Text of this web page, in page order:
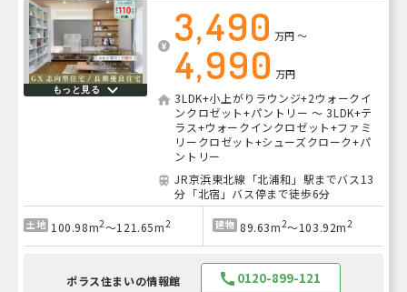
もっと見る
3,490 万円～
4,990 万円
3LDK+小上がりラウンジ+2ウォークイ
ンクロゼット+パントリー ～ 3LDK+テ
ラス+ウォークインクロゼット+ファミ
リークロゼット+シューズクローク+パ
ントリー
JR京浜東北線「北浦和」駅までバス13
分「北宿」バス停まで徒歩6分
土地 100.98m2～121.65m2 建物 89.63m2～103.92m2
ポラス住まいの情報館 0120-899-121